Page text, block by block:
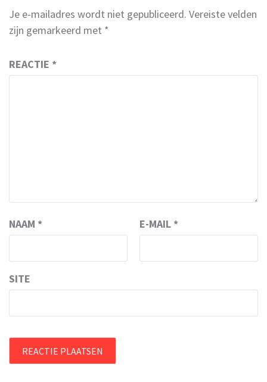
Je e-mailadres wordt niet gepubliceerd. Vereiste velden
zijn gemarkeerd met *
REACTIE *
NAAM * E-MAIL *
SITE